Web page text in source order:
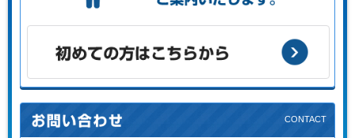
お客様の目的に応じた支援メニューをご案内します。
初めての方はこちらから